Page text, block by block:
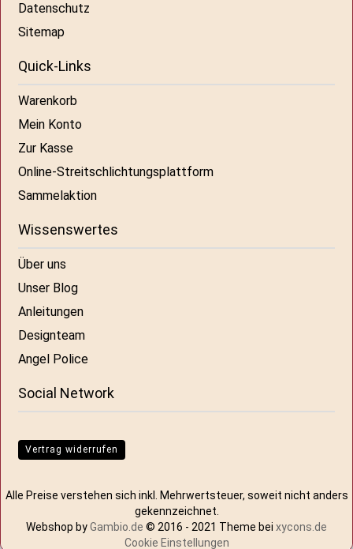
Datenschutz
Sitemap
Quick-Links
Warenkorb
Mein Konto
Zur Kasse
Online-Streitschlichtungsplattform
Sammelaktion
Wissenswertes
Über uns
Unser Blog
Anleitungen
Designteam
Angel Police
Social Network
Vertrag widerrufen
Alle Preise verstehen sich inkl. Mehrwertsteuer, soweit nicht anders
gekennzeichnet.
Webshop byGambio.de © 2016 - 2021 Theme bei xycons.de
Cookie Einstellungen